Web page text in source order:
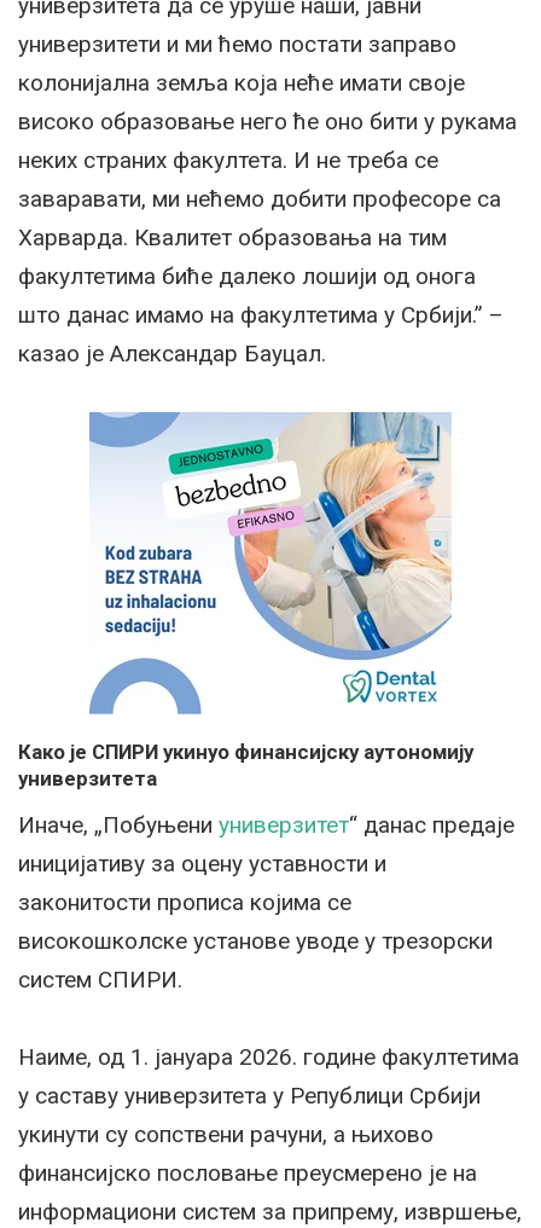
универзитета да се уруше наши, јавни
универзитети и ми ћемо постати заправо
колонијална земља која неће имати своје
високо образовање него ће оно бити у рукама
неких страних факултета. И не треба се
заваравати, ми нећемо добити професоре са
Харварда. Квалитет образовања на тим
факултетима биће далеко лошији од онога
што данас имамо на факултетима у Србији.” –
казао је Александар Бауцал.
Како је СПИРИ укинуо финансијску аутономију
универзитета
Иначе, „Побуњени универзитет“ данас предаје
иницијативу за оцену уставности и
законитости прописа којима се
високошколске установе уводе у трезорски
систем СПИРИ.
Наиме, од 1. јануара 2026. године факултетима
у саставу универзитета у Републици Србији
укинути су сопствени рачуни, а њихово
финансијско пословање преусмерено је на
информациони систем за припрему, извршење,